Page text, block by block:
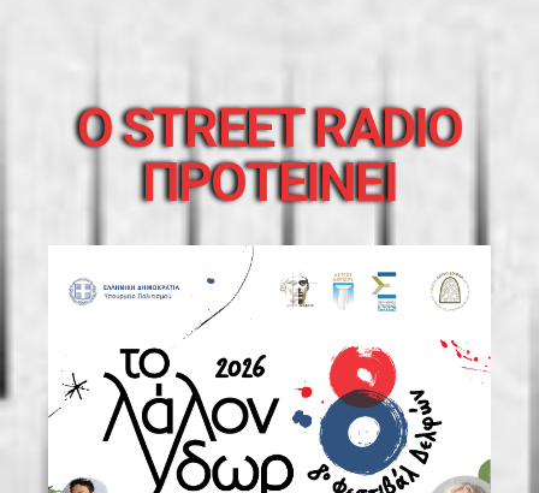
O STREET RADIO
ΠΡΟΤΕΙΝΕΙ